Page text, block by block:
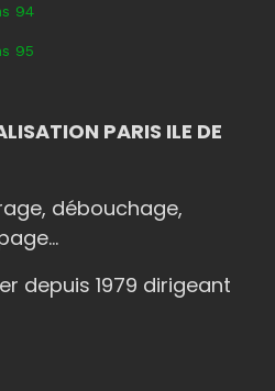
94
95
PARIS ILE DE
débouchage,
depuis 1979 dirigeant